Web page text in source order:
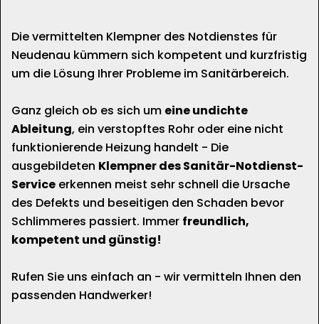
Die vermittelten Klempner des Notdienstes für
Neudenau kümmern sich kompetent und kurzfristig
um die Lösung Ihrer Probleme im Sanitärbereich.
Ganz gleich ob es sich um eine undichte
Ableitung, ein verstopftes Rohr oder eine nicht
funktionierende Heizung handelt - Die
ausgebildeten Klempner des Sanitär-Notdienst-
Service erkennen meist sehr schnell die Ursache
des Defekts und beseitigen den Schaden bevor
Schlimmeres passiert. Immer freundlich,
kompetent und günstig!
Rufen Sie uns einfach an - wir vermitteln Ihnen den
passenden Handwerker!